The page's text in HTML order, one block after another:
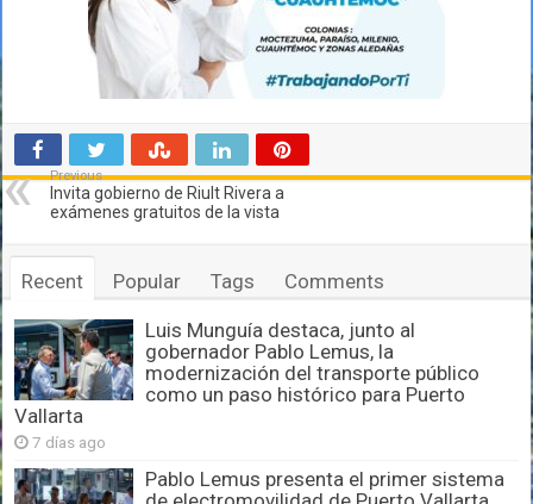
Previous
Invita gobierno de Riult Rivera a
exámenes gratuitos de la vista
Recent Popular Tags Comments
Luis Munguía destaca, junto al
gobernador Pablo Lemus, la
modernización del transporte público
como un paso histórico para Puerto
Vallarta
7 días ago
Pablo Lemus presenta el primer sistema